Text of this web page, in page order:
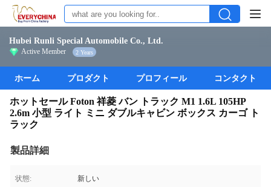
Hubei Runli Special Automobile Co., Ltd.
Active Member 2 Years
ホーム プロダクト プロフィール コンタクト
ホットセール Foton 祥菱 バン トラック M1 1.6L 105HP
2.6m 小型 ライト ミニ ダブルキャビン ボックス カーゴ ト
ラック
製品詳細
状態:
新しい